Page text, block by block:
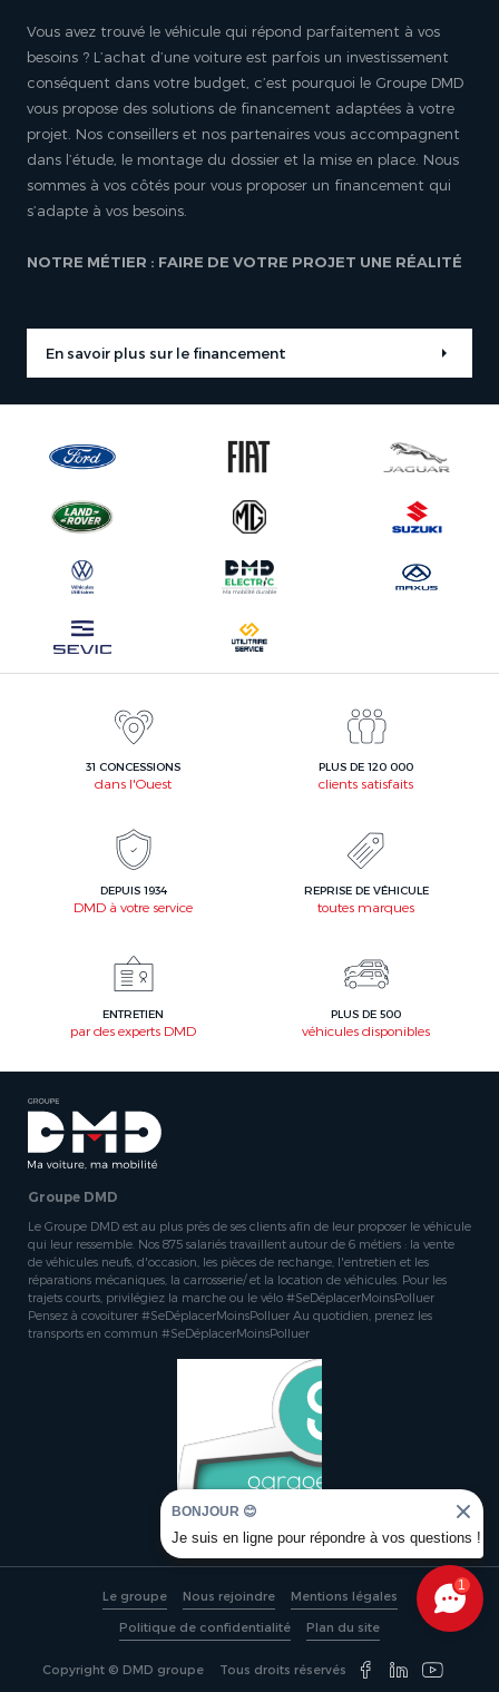
Vous avez trouvé le véhicule qui répond parfaitement à vos
besoins ? L’achat d’une voiture est parfois un investissement
conséquent dans votre budget, c’est pourquoi le Groupe DMD
vous propose des solutions de financement adaptées à votre
projet. Nos conseillers et nos partenaires vous accompagnent
dans l’étude, le montage du dossier et la mise en place. Nous
sommes à vos côtés pour vous proposer un financement qui
s’adapte à vos besoins.
NOTRE MÉTIER : FAIRE DE VOTRE PROJET UNE RÉALITÉ
En savoir plus sur le financement
31 CONCESSIONS
dans l'Ouest
PLUS DE 120 000
clients satisfaits
DEPUIS 1934
DMD à votre service
REPRISE DE VÉHICULE
toutes marques
ENTRETIEN
par des experts DMD
PLUS DE 500
véhicules disponibles
Groupe DMD
Le Groupe DMD est au plus près de ses clients afin de leur proposer le véhicule
qui leur ressemble. Nos 875 salariés travaillent autour de 6 métiers : la vente
de véhicules neufs, d'occasion, les pièces de rechange, l'entretien et les
réparations mécaniques, la carrosserie/ et la location de véhicules. Pour les
trajets courts, privilégiez la marche ou le vélo #SeDéplacerMoinsPolluer
Pensez à covoiturer #SeDéplacerMoinsPolluer Au quotidien, prenez les
transports en commun #SeDéplacerMoinsPolluer
Le groupe Nous rejoindre Mentions légales
Politique de confidentialité Plan du site
Copyright © DMD groupe Tous droits réservés
1
BONJOUR 😊
Je suis en ligne pour répondre à vos questions !